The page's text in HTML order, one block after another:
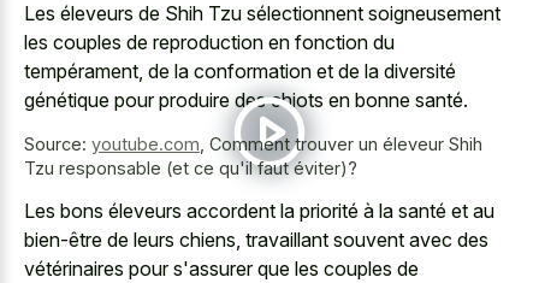
Les éleveurs de Shih Tzu sélectionnent soigneusement
les couples de reproduction en fonction du
tempérament, de la conformation et de la diversité
génétique pour produire des chiots en bonne santé.
Source: youtube.com Comment trouver un éleveur Shih
Tzu responsable (et ce qu'il faut éviter)?
Les bons éleveurs accordent la priorité à la santé et au
bien-être de leurs chiens, travaillant souvent avec des
vétérinaires pour s'assurer que les couples de